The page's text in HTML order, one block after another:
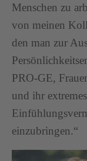
Menschen zu
von meinen
den man zur
PRO-GE,
und ihr
einzubringen.“